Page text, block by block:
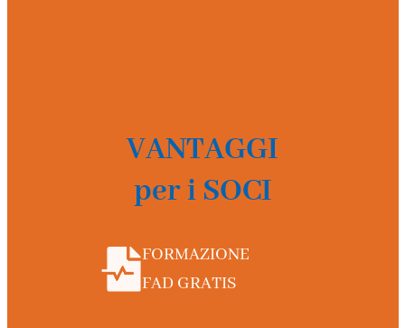
VANTAGGI
per i SOCI
FORMAZIONE
FAD GRATIS